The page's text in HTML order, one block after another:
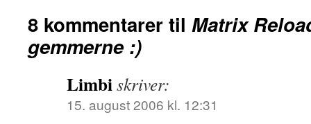
8 kommentarer til Matrix
gemmerne :)
Limbiskriver:
15. august 2006 kl. 12:31